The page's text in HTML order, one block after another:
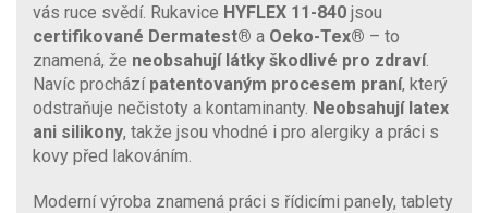
vás ruce svědí. Rukavice HYFLEX 11-840 jsou
certifikované Dermatest® a Oeko-Tex® – to
znamená, že neobsahují látky škodlivé pro zdraví.
Navíc prochází patentovaným procesem praní, který
odstraňuje nečistoty a kontaminanty. Neobsahují latex
ani silikony, takže jsou vhodné i pro alergiky a práci s
kovy před lakováním.
Moderní výroba znamená práci s řídicími panely, tablety